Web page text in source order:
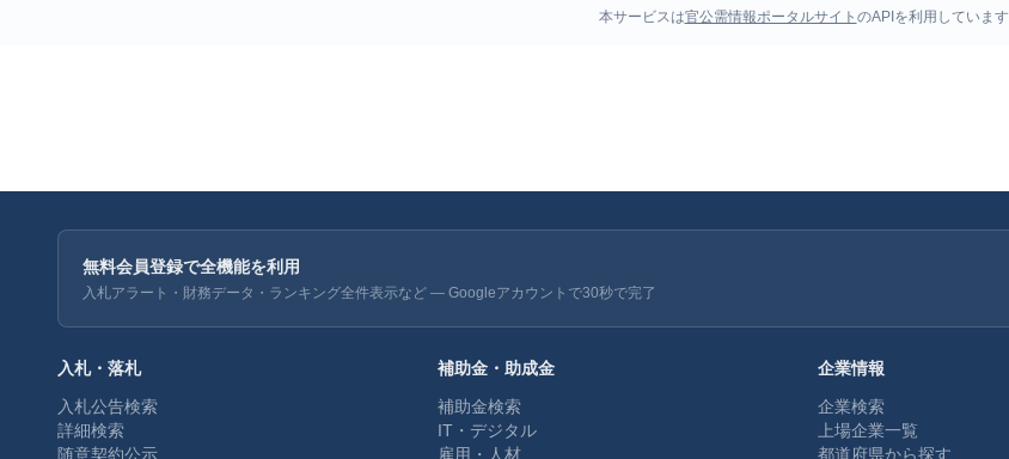
本サービスは官公需情報ポータルサイト のAPIを利用しています
無料会員登録で全機能を利用
入札アラート・財務データ・ランキング全件表示など — Googleアカウントで30秒で完了
入札・落札
入札公告検索
詳細検索
随意契約公示
補助金・助成金
補助金検索
IT・デジタル
雇用・人材
企業情報
企業検索
上場企業一覧
都道府県から探す